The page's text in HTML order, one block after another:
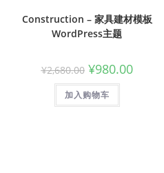
Construction – 家具建材模板
WordPress主题
¥2,680.00 ¥980.00
加入购物车